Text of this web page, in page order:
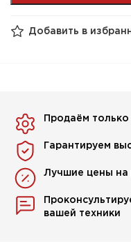
Добавить в
Продаём только
Гарантируем
Лучшие цены на
вашей техники